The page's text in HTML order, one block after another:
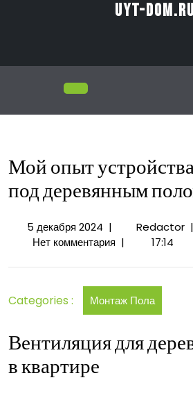
uyt-dom.ru
Мой опыт
под деревянным
5 декабря 20245
декабря
| Redactor |
Нет комментария | 17:14
Categories : Монтаж Пола
Вентиляция для
в квартире